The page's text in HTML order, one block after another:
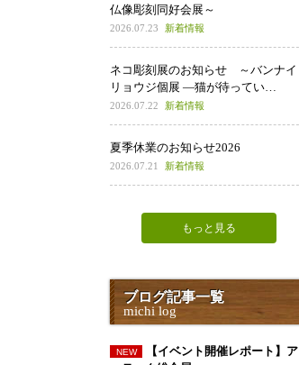
仏像彫刻同好会展～
2026.07.23 新着情報
ネコ彫刻展のお知らせ ～バンナイ
リョウジ個展 ―猫が待ってい…
2026.07.22 新着情報
夏季休業のお知らせ2026
2026.07.21 新着情報
もっと見る
ブログ記事一覧
michi log
【イベント開催レポート】ア